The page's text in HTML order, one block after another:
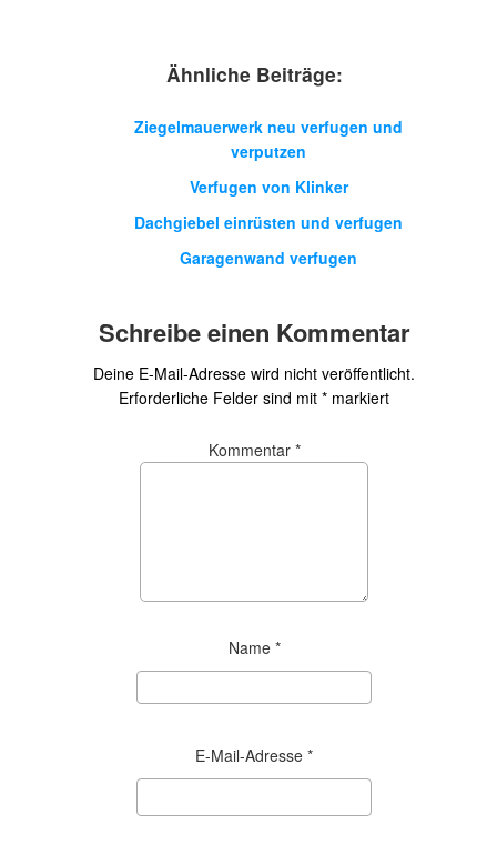
Ähnliche Beiträge:
Ziegelmauerwerk neu verfugen und
verputzen
Verfugen von Klinker
Dachgiebel einrüsten und verfugen
Garagenwand verfugen
Schreibe einen Kommentar
Deine E-Mail-Adresse wird nicht veröffentlicht.
Erforderliche Felder sind mit * markiert
Kommentar *
Name *
E-Mail-Adresse *